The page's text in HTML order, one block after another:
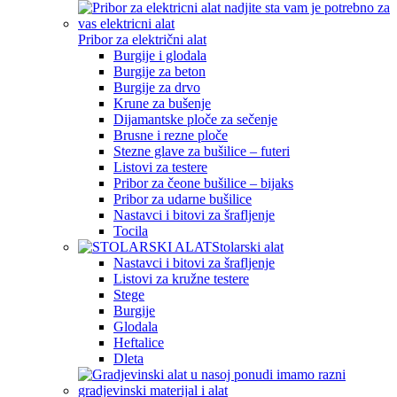
Pribor za električni alat
Burgije i glodala
Burgije za beton
Burgije za drvo
Krune za bušenje
Dijamantske ploče za sečenje
Brusne i rezne ploče
Stezne glave za bušilice – futeri
Listovi za testere
Pribor za čeone bušilice – bijaks
Pribor za udarne bušilice
Nastavci i bitovi za šrafljenje
Tocila
Stolarski alat
Nastavci i bitovi za šrafljenje
Listovi za kružne testere
Stege
Burgije
Glodala
Heftalice
Dleta